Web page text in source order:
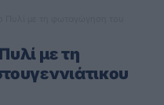
με τη